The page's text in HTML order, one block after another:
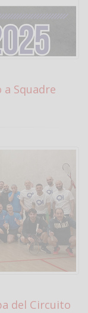
Squadre
del Circuito